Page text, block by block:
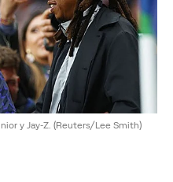
y Jay-Z. (Reuters/Lee Smith)